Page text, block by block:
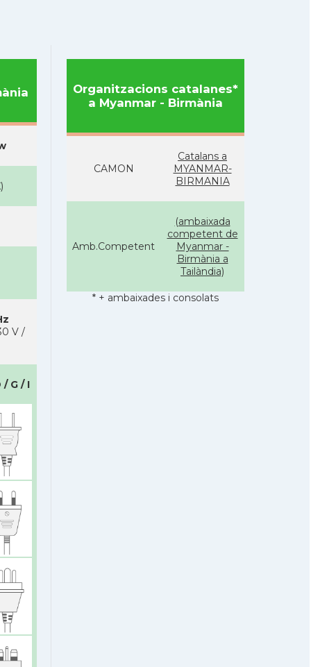
)
V /
/ G / I
Organitzacions catalanes*
a Myanmar - Birmània
CAMON
Catalans a
MYANMAR-
BIRMANIA
Amb.Competent
(ambaixada
competent de
Myanmar -
Birmània a
Tailàndia)
* + ambaixades i consolats